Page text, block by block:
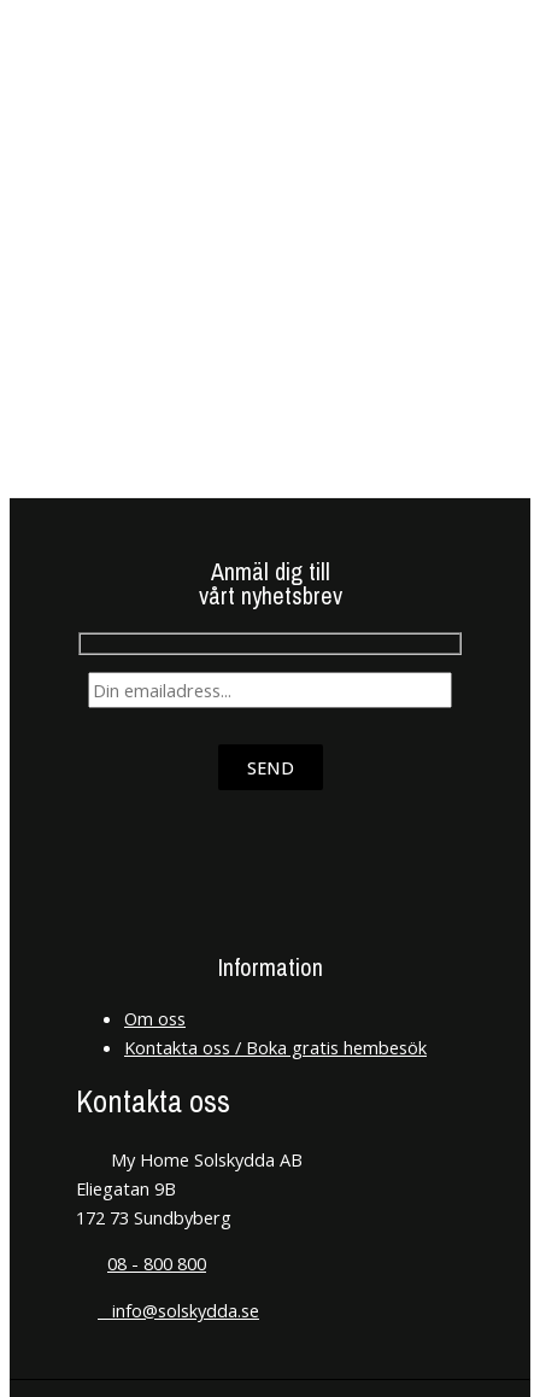
Anmäl dig till
vårt nyhetsbrev
SEND
Information
Om oss
Kontakta oss / Boka gratis hembesök
Kontakta oss
My Home Solskydda AB
Eliegatan 9B
172 73 Sundbyberg
08 - 800 800
info@solskydda.se